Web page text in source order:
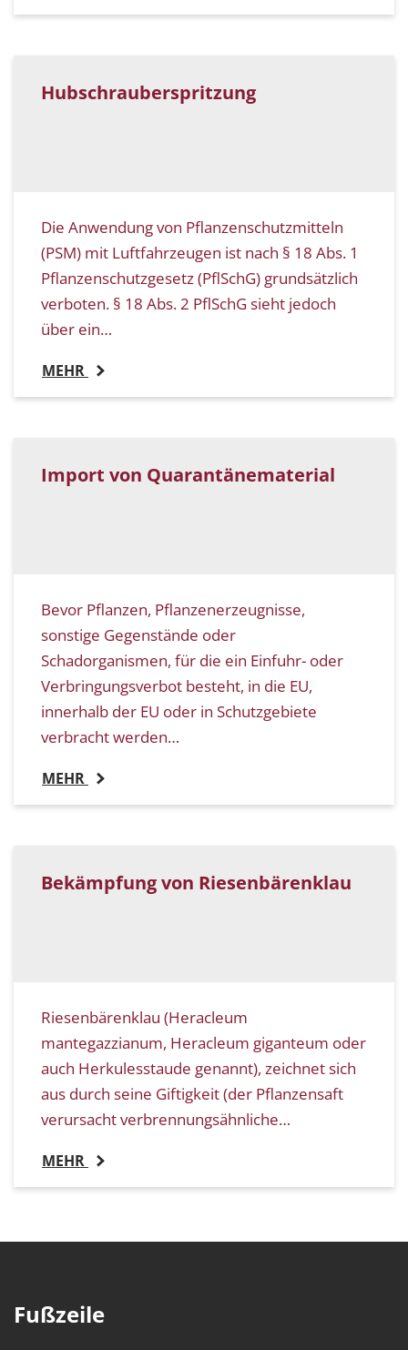
Hubschrauberspritzung
Die Anwendung von Pflanzenschutzmitteln
(PSM) mit Luftfahrzeugen ist nach § 18 Abs. 1
Pflanzenschutzgesetz (PflSchG) grundsätzlich
verboten. § 18 Abs. 2 PflSchG sieht jedoch
über ein…
MEHR
Import von Quarantänematerial
Bevor Pflanzen, Pflanzenerzeugnisse,
sonstige Gegenstände oder
Schadorganismen, für die ein Einfuhr- oder
Verbringungsverbot besteht, in die EU,
innerhalb der EU oder in Schutzgebiete
verbracht werden…
MEHR
Bekämpfung von Riesenbärenklau
Riesenbärenklau (Heracleum
mantegazzianum, Heracleum giganteum oder
auch Herkulesstaude genannt), zeichnet sich
aus durch seine Giftigkeit (der Pflanzensaft
verursacht verbrennungsähnliche…
MEHR
Fußzeile